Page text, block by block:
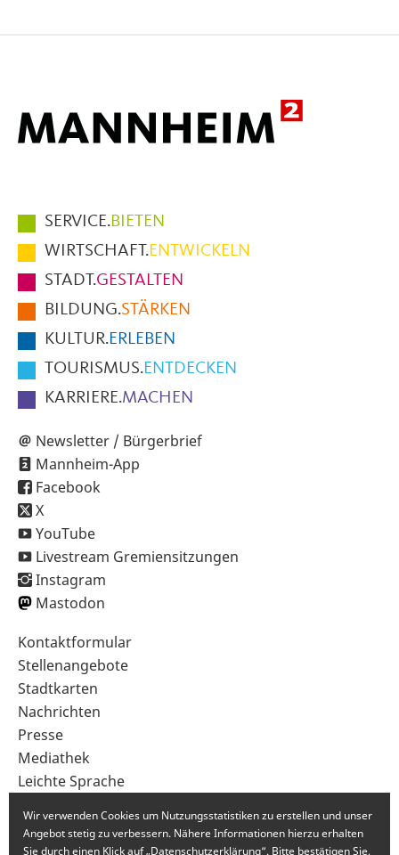
Hauptmenüpunkte
im
Fußbereich
der
Seite
SERVICE.BIETEN
WIRTSCHAFT.ENTWICKELN
STADT.GESTALTEN
BILDUNG.STÄRKEN
KULTUR.ERLEBEN
TOURISMUS.ENTDECKEN
KARRIERE.MACHEN
Newsletter / Bürgerbrief
Mannheim-App
Facebook
X
YouTube
Livestream Gremiensitzungen
Instagram
Mastodon
Sekundärnavigation
im
Fußbereich
Kontaktformular
Stellenangebote
Stadtkarten
Nachrichten
Presse
Mediathek
Leichte Sprache
Wir verwenden Cookies um Nutzungsstatistiken zu erstellen und unser
Angebot stetig zu verbessern. Nähere Informationen hierzu erhalten
Sie durch einen Klick auf „Datenschutzerklärung“. Bitte bestätigen Sie,